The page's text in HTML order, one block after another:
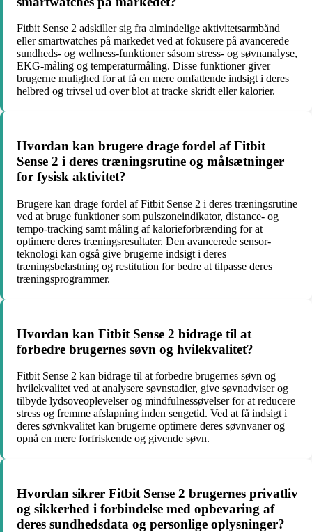
Fitbit Sense 2 adskiller sig fra almindelige aktivitetsarmbånd
eller smartwatches på markedet ved at fokusere på avancerede
sundheds- og wellness-funktioner såsom stress- og søvnanalyse,
EKG-måling og temperaturmåling. Disse funktioner giver
brugerne mulighed for at få en mere omfattende indsigt i deres
helbred og trivsel ud over blot at tracke skridt eller kalorier.
Hvordan kan brugere drage fordel af Fitbit
Sense 2 i deres træningsrutine og målsætninger
for fysisk aktivitet?
Brugere kan drage fordel af Fitbit Sense 2 i deres træningsrutine
ved at bruge funktioner som pulszoneindikator, distance- og
tempo-tracking samt måling af kalorieforbrænding for at
optimere deres træningsresultater. Den avancerede sensor-
teknologi kan også give brugerne indsigt i deres
træningsbelastning og restitution for bedre at tilpasse deres
træningsprogrammer.
Hvordan kan Fitbit Sense 2 bidrage til at
forbedre brugernes søvn og hvilekvalitet?
Fitbit Sense 2 kan bidrage til at forbedre brugernes søvn og
hvilekvalitet ved at analysere søvnstadier, give søvnadviser og
tilbyde lydsoveoplevelser og mindfulnessøvelser for at reducere
stress og fremme afslapning inden sengetid. Ved at få indsigt i
deres søvnkvalitet kan brugerne optimere deres søvnvaner og
opnå en mere forfriskende og givende søvn.
Hvordan sikrer Fitbit Sense 2 brugernes privatliv
og sikkerhed i forbindelse med opbevaring af
deres sundhedsdata og personlige oplysninger?